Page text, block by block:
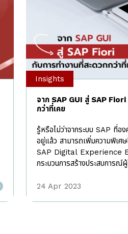
จาก SAP GUI สู่ SAP
กว่าที่เคย
รู้หรือไม่ว่าจากระบบ SAP ที่อ
อยู่แล้ว สามารถเพิ่มความพิเศ
SAP Digital Experience
กระบวนการสร้างประสบการณ์
SAP โดยหัวข้อที่ I AM จะยก
Insights
24 Apr 2023